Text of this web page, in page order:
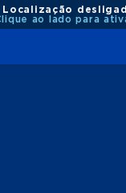
Localização
ao lado para